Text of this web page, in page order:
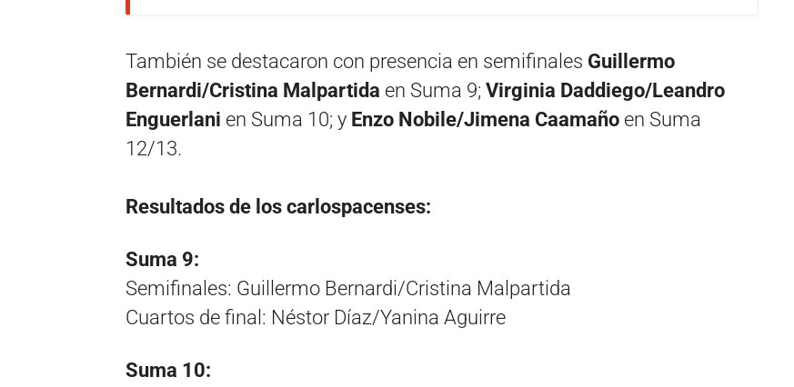
También se destacaron con presencia en semifinales Guillermo
Bernardi/Cristina Malpartida en Suma 9; Virginia Daddiego/Leandro
Enguerlani en Suma 10; y Enzo Nobile/Jimena Caamaño en Suma
12/13.
Resultados de los carlospacenses:
Suma 9:
Semifinales: Guillermo Bernardi/Cristina Malpartida
Cuartos de final: Néstor Díaz/Yanina Aguirre
Suma 10: